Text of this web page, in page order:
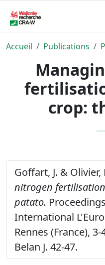
Accueil Publications
crop:
Goffart, J. & Olivier,
nitrogen
patato.
International
Rennes (France),
Belan J. 42-47.